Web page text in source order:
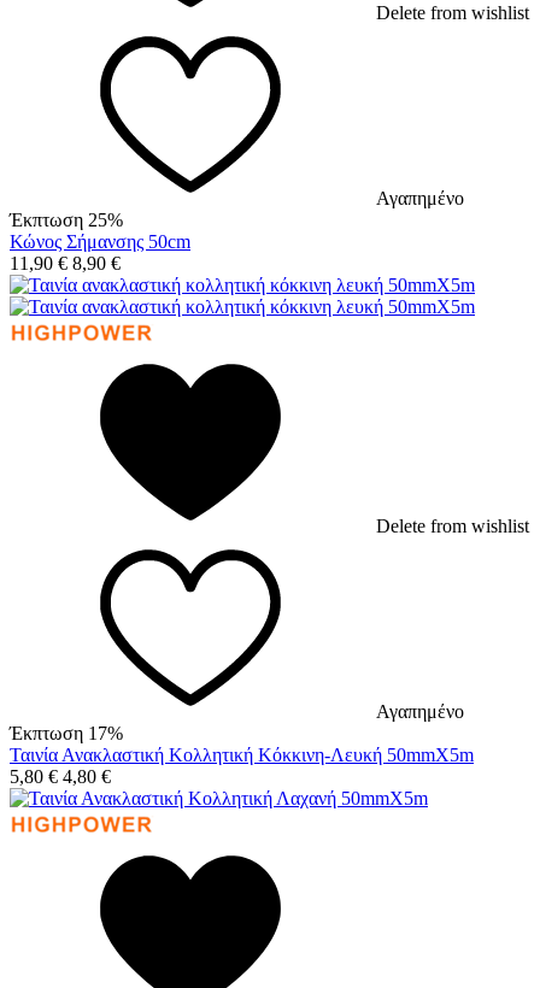
Delete from wishlist
Αγαπημένο
Έκπτωση 25%
Κώνος Σήμανσης 50cm
11,90 € 8,90 €
Delete from wishlist
Αγαπημένο
Έκπτωση 17%
Ταινία Ανακλαστική Κολλητική Κόκκινη-Λευκή 50mmX5m
5,80 € 4,80 €